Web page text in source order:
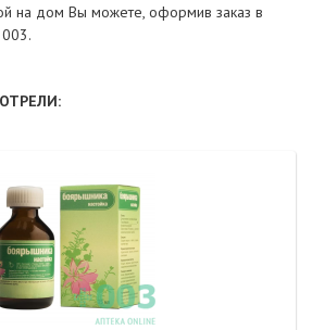
на дом Вы можете, оформив заказ в